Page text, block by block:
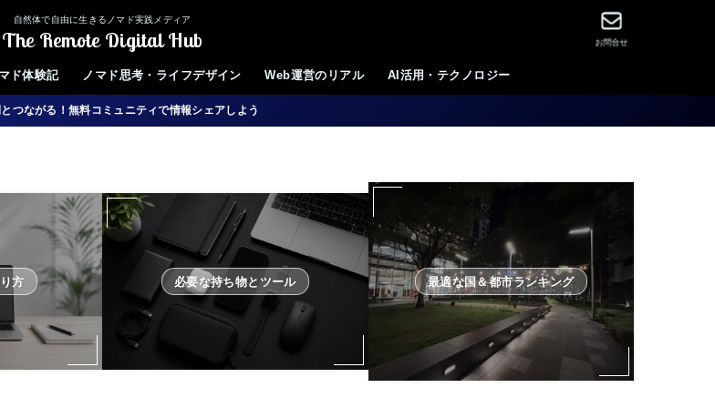
自然体で自由に生きるノマド実践メディア
The Remote Digital Hub
ド体験記 ノマド思考・ライフデザイン Web運営のリアル AI活用・テクノロジー
お問合せ
つながる！無料コミュニティで情報シェアしよう
方 必要な持ち物とツール 最適な国＆都市ランキング